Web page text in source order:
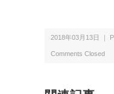
2018年03月13日 ｜
Comments Closed